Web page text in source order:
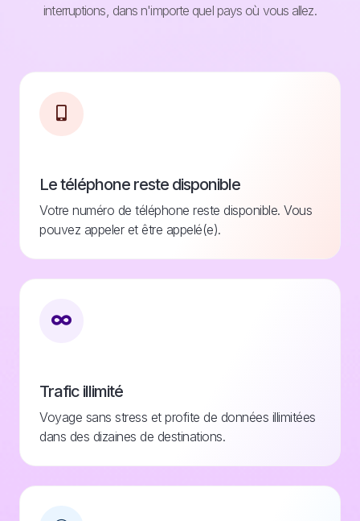
interruptions, dans n'importe quel pays où vous allez.
Le téléphone reste disponible
Votre numéro de téléphone reste disponible. Vous
pouvez appeler et être appelé(e).
Trafic illimité
Voyage sans stress et profite de données illimitées
dans des dizaines de destinations.